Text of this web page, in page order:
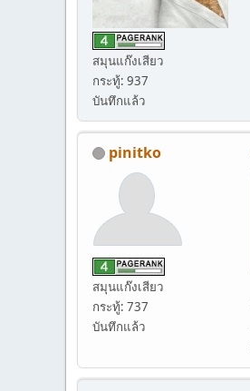
สมุนแก๊งเสียว
กระทู้: 937
บันทึกแล้ว
pinitko
สมุนแก๊งเสียว
กระทู้: 737
บันทึกแล้ว